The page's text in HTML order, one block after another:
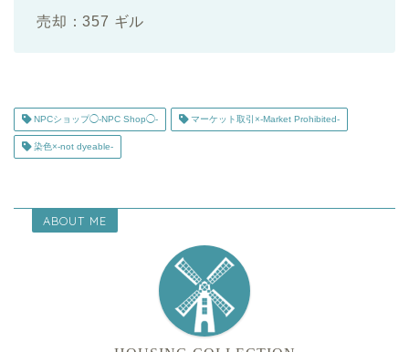
売却：357 ギル
NPCショップ◯-NPC Shop◯- マーケット取引×-Market Prohibited-
染色×-not dyeable-
ABOUT ME